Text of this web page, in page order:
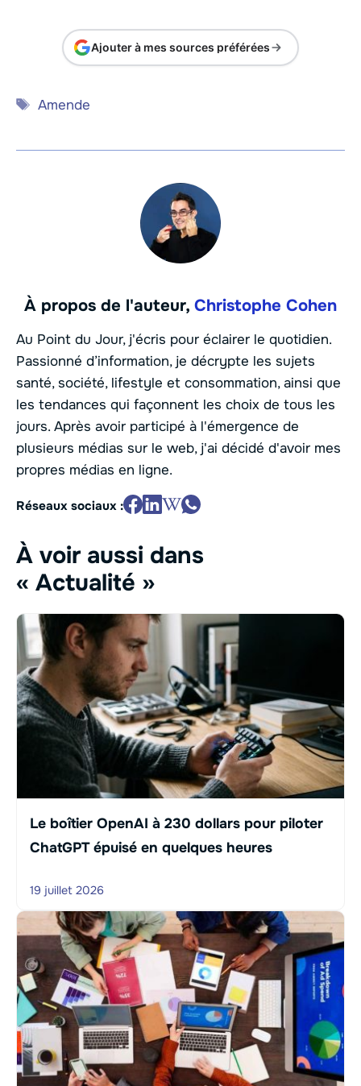
Ajouter à mes sources préférées
Étiquettes
Amende
À propos de l'auteur, Christophe Cohen
Au Point du Jour, j'écris pour éclairer le quotidien.
Passionné d’information, je décrypte les sujets
santé, société, lifestyle et consommation, ainsi que
les tendances qui façonnent les choix de tous les
jours. Après avoir participé à l'émergence de
plusieurs médias sur le web, j'ai décidé d'avoir mes
propres médias en ligne.
Réseaux sociaux :
À voir aussi dans
« Actualité »
Le boîtier OpenAI à 230 dollars pour piloter
ChatGPT épuisé en quelques heures
19 juillet 2026